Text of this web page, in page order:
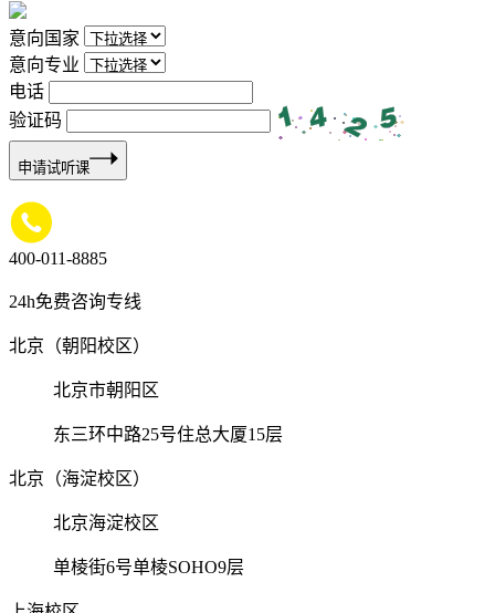
意向国家
意向专业
电话
验证码
申请试听课
400-011-8885
24h免费咨询专线
北京（朝阳校区）
北京市朝阳区
东三环中路25号住总大厦15层
北京（海淀校区）
北京海淀校区
单棱街6号单棱SOHO9层